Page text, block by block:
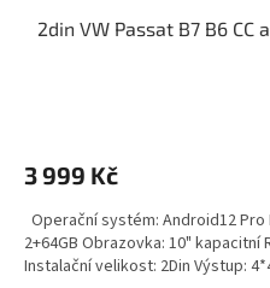
2din VW Passat B7 B6 CC
3 999 Kč
Operační systém: Android12 Pro
2+64GB Obrazovka: 10" kapacitní
Instalační velikost: 2Din Výstup: